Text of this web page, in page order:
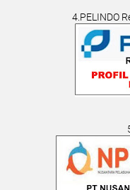
4.PELINDO